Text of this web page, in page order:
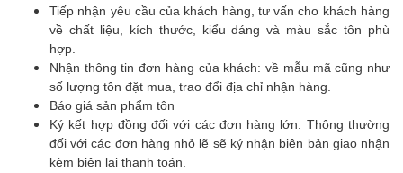
Tiếp nhận yêu cầu của khách hàng, tư vấn cho khách hàng
về chất liệu, kích thước, kiểu dáng và màu sắc tôn phù
hợp.
Nhận thông tin đơn hàng của khách: về mẫu mã cũng như
số lượng tôn đặt mua, trao đổi địa chỉ nhận hàng.
Báo giá sản phẩm tôn
Ký kết hợp đồng đối với các đơn hàng lớn. Thông thường
đối với các đơn hàng nhỏ lẽ sẽ ký nhận biên bản giao nhận
kèm biên lai thanh toán.